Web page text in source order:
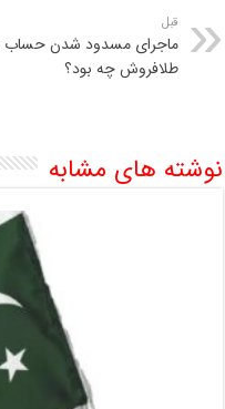
قبل
طلافروش‌ چه بود؟
نوشته های مشابه